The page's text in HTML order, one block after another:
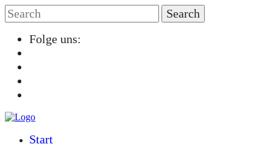
Folge uns:
Start